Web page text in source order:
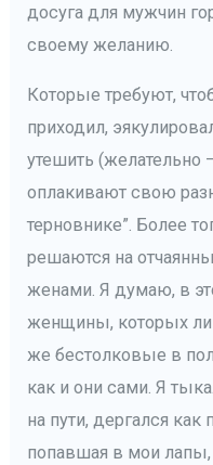
досуга для мужчин
своему желанию.
Которые требуют,
приходил,
утешить (желательно
оплакивают свою
терновнике”. Более
решаются на
женами. Я думаю, в
женщины, которых
же бестолковые в
как и они сами. Я
на пути, дергался
попавшая в мои